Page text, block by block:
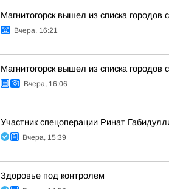
Магнитогорск вышел из списка
Вчера, 16:21
Магнитогорск вышел из списка
Вчера, 16:06
Участник спецоперации Ринат
Вчера, 15:39
Здоровье под контролем